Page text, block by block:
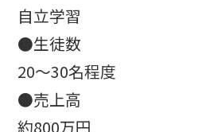
自立学習
●生徒数
20～30名程度
●売上高
約800万円